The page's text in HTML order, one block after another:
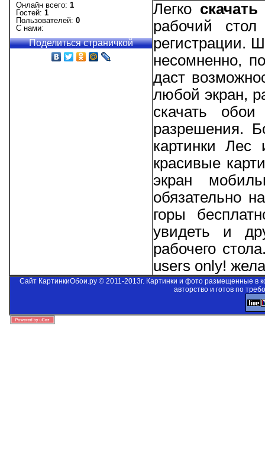
Онлайн всего: 1
Гостей: 1
Пользователей: 0
С нами:
Поделиться страничкой
Легко
рабочий
регистрации.
несомненно,
даст
любой экран,
скачать
разрешения.
картинки
красивые
экран
обязательно
горы
увидеть и
рабочего
users only!
Сайт КартинкиОбои.ру © 2011-2013г. Картинки и фото размещенные в
авторство и готов по